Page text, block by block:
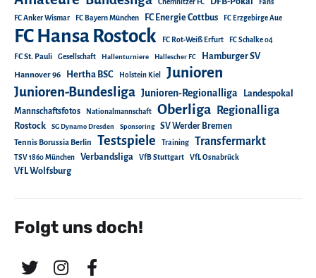
Chemnitzer FC Fans
FC Anker Wismar FC Bayern München FC Energie Cottbus FC Erzgebirge Aue
FC Hansa Rostock FC Rot-Weiß Erfurt FC Schalke 04
FC St. Pauli Gesellschaft Hallenturniere Hallescher FC Hamburger SV
Hannover 96 Hertha BSC Holstein Kiel Junioren
Junioren-Bundesliga Junioren-Regionalliga
Landespokal
Mannschaftsfotos
Nationalmannschaft Oberliga Regionalliga
Rostock SG Dynamo Dresden Sponsoring SV Werder Bremen
Tennis Borussia Berlin Testspiele Training Transfermarkt
TSV 1860 München Verbandsliga VfB Stuttgart VfL Osnabrück
VfL Wolfsburg
Folgt uns doch!